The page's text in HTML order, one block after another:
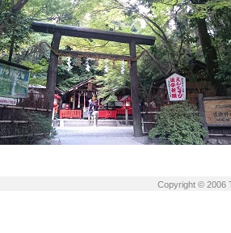
Copyright © 2006